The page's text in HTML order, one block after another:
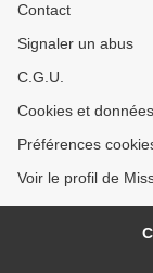
Contact
Signaler un abus
C.G.U.
Cookies et
Préférences
Voir le profil de